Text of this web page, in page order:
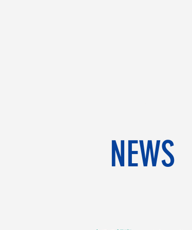
NEWS